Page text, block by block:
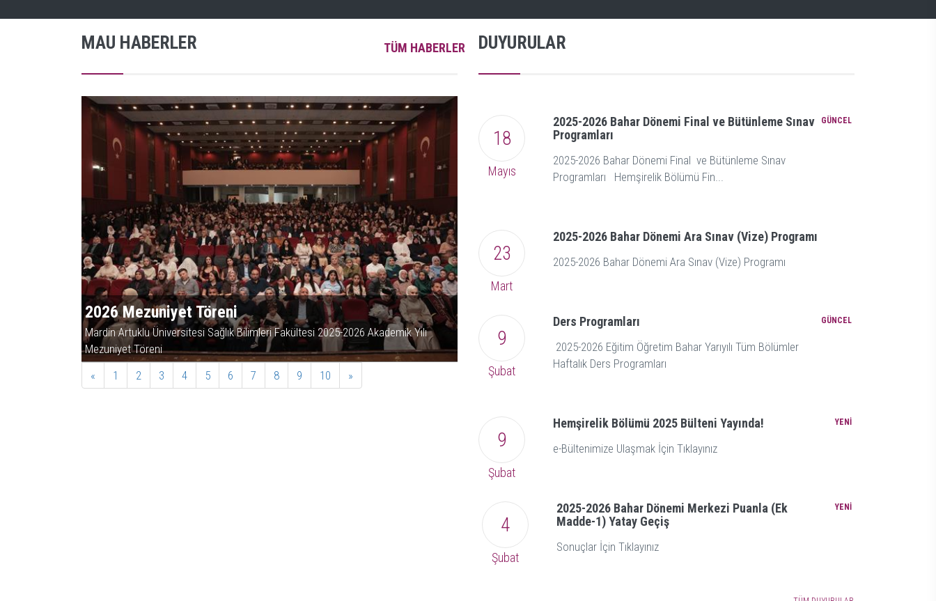
MAU HABERLER
2026 Mezuniyet Töreni
Mardin Artuklu Üniversitesi Sağlık Bilimleri Fakültesi 2025-2026 Akademik Yılı
Mezuniyet Töreni
2. Uluslararası Sağlık Bilimleri Kongresi
Mardin Artuklu Üniversitesi 2. Uluslararası Sağlık Bilimleri Kongresi’ne Ev Sahipliği
Yaptı
«
1 2 3 4 5 6 7 8 9 10 »
TÜM HABERLER DUYURULAR
18
Mayıs
2025-2026 Bahar Dönemi Final ve Bütünleme Sınav
Programları
GÜNCEL
2025-2026 Bahar Dönemi Final ve Bütünleme Sınav
Programları Hemşirelik Bölümü Fin...
23
Mart
2025-2026 Bahar Dönemi Ara Sınav (Vize) Programı
2025-2026 Bahar Dönemi Ara Sınav (Vize) Programı
9
Şubat
Ders Programları GÜNCEL
2025-2026 Eğitim Öğretim Bahar Yarıyılı Tüm Bölümler
Haftalık Ders Programları
9
Şubat
Hemşirelik Bölümü 2025 Bülteni Yayında! YENİ
e-Bültenimize Ulaşmak İçin Tıklayınız
4
Şubat
2025-2026 Bahar Dönemi Merkezi Puanla (Ek
Madde-1) Yatay Geçiş
YENİ
Sonuçlar İçin Tıklayınız